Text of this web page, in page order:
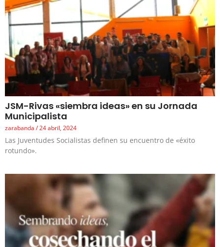
JSM-Rivas «siembra ideas» en su Jornada
Municipalista
zarabanda 24 abril, 2024
Las Juventudes Socialistas definen su encuentro de «éxito
rotundo».